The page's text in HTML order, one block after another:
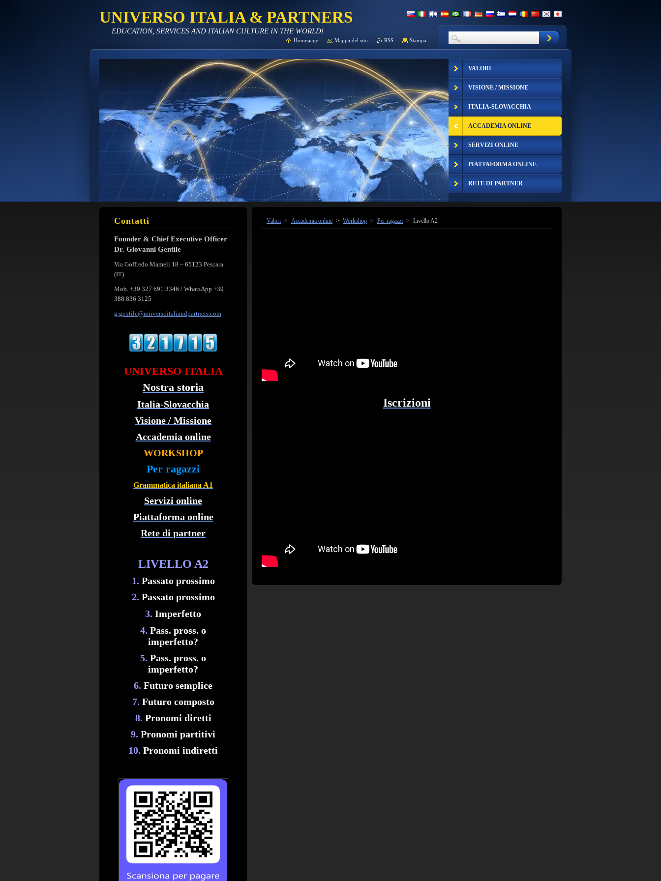
UNIVERSO ITALIA & PARTNERS
EDUCATION, SERVICES AND ITALIAN CULTURE IN THE WORLD!
Valori > Accademia online > Workshop > Per ragazzi > Livello A2
Iscrizioni
Contatti
Founder & Chief Executive Officer
Dr. Giovanni Gentile
Via Goffredo Mameli 18 – 65123 Pescara
(IT)
Mob. +39 327 691 3346 / WhatsApp +39
388 836 3125
g.gentile@universoitaliandpartners.com
UNIVERSO ITALIA
Nostra storia
Italia-Slovacchia
Visione / Missione
Accademia online
WORKSHOP
Per ragazzi
Grammatica italiana A1
Servizi online
Piattaforma online
Rete di partner
LIVELLO A2
1. Passato prossimo
2. Passato prossimo
3. Imperfetto
4. Pass. pross. o
imperfetto?
5. Pass. pross. o
imperfetto?
6. Futuro semplice
7. Futuro composto
8. Pronomi diretti
9. Pronomi partitivi
10. Pronomi indiretti
VALORI
VISIONE / MISSIONE
ITALIA-SLOVACCHIA
ACCADEMIA ONLINE
SERVIZI ONLINE
PIATTAFORMA ONLINE
RETE DI PARTNER
Homepage Mappa del sito RSS Stampa